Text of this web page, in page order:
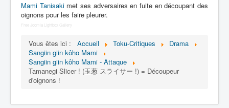
Artiste Asperger
Sangiin Giin Kôho Mami (参議院
議員 候補 マミ) = Mami, Candidate
à la Chambre des Conseillers
Mami Tanisakimet ses adversaires en fuite en découpant des
oignons pour les faire pleurer.
Free Joomla Lightbox Gallery
Vous êtes ici : Accueil Toku-Critiques
Drama
Sangiin giin kôho Mami
Sangiin giin kôho Mami - Attaque
Tamanegi Slicer ! (玉葱 スライサー !) = Découpeur
d'oignons !